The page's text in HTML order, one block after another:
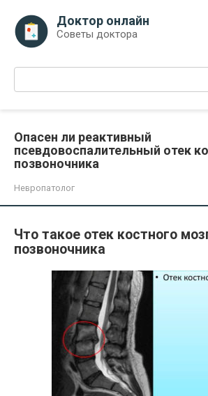
контенту
Доктор онлайн
Советы доктора
Поиск:
Опасен ли реактивный
псевдовоспалительный отек
позвоночника
Невропатолог
Что такое отек костного
позвоночника